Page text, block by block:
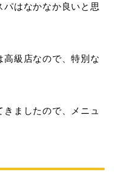
はなかなか良いと思
高級店なので、特別な
ましたので、メニュ